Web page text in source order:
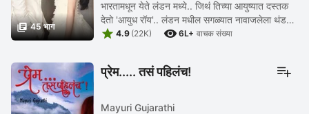
 45 भाग
भारतामधून येते लंडन मध्ये.. जिथं तिच्या आयुष्यात दस्तक
देतो 'आयुध रॉय'.. लंडन मधील सगळ्यात नावाजलेला थंड
अन् क्रुर बिझनेसमन.. काय होईल जेव्हा ...
 4.9 (22K)  6L+ वाचक संख्या
प्रेम..... तसं पहिलंच!
Mayuri Gujarathi